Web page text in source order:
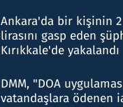
Ankara'da bir kişinin
lirasını gasp eden
Kırıkkale'de yakalandı
DMM, "DOA
vatandaşlara ödenen